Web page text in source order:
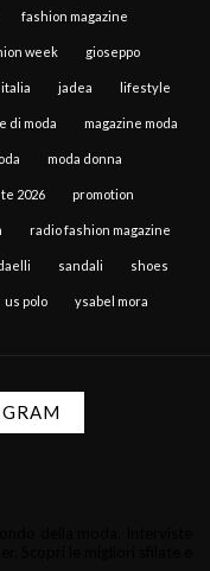
fashion magazine
week gioseppo
italia jadea lifestyle
di moda magazine moda
moda donna
2026 promotion
radio fashion magazine
sandali shoes
us polo ysabel mora